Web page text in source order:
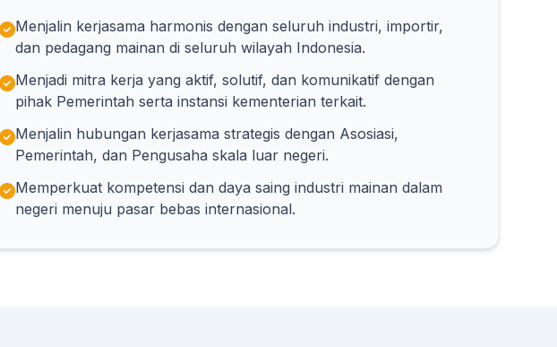
Menjalin kerjasama harmonis dengan seluruh industri, importir,
dan pedagang mainan di seluruh wilayah Indonesia.
Menjadi mitra kerja yang aktif, solutif, dan komunikatif dengan
pihak Pemerintah serta instansi kementerian terkait.
Menjalin hubungan kerjasama strategis dengan Asosiasi,
Pemerintah, dan Pengusaha skala luar negeri.
Memperkuat kompetensi dan daya saing industri mainan dalam
negeri menuju pasar bebas internasional.